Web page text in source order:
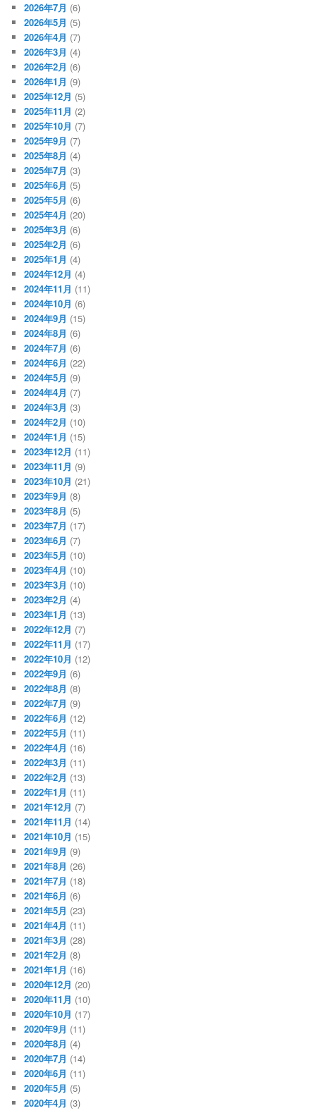
2026年7月 (6)
2026年5月 (5)
2026年4月 (7)
2026年3月 (4)
2026年2月 (6)
2026年1月 (9)
2025年12月 (5)
2025年11月 (2)
2025年10月 (7)
2025年9月 (7)
2025年8月 (4)
2025年7月 (3)
2025年6月 (5)
2025年5月 (6)
2025年4月 (20)
2025年3月 (6)
2025年2月 (6)
2025年1月 (4)
2024年12月 (4)
2024年11月 (11)
2024年10月 (6)
2024年9月 (15)
2024年8月 (6)
2024年7月 (6)
2024年6月 (22)
2024年5月 (9)
2024年4月 (7)
2024年3月 (3)
2024年2月 (10)
2024年1月 (15)
2023年12月 (11)
2023年11月 (9)
2023年10月 (21)
2023年9月 (8)
2023年8月 (5)
2023年7月 (17)
2023年6月 (7)
2023年5月 (10)
2023年4月 (10)
2023年3月 (10)
2023年2月 (4)
2023年1月 (13)
2022年12月 (7)
2022年11月 (17)
2022年10月 (12)
2022年9月 (6)
2022年8月 (8)
2022年7月 (9)
2022年6月 (12)
2022年5月 (11)
2022年4月 (16)
2022年3月 (11)
2022年2月 (13)
2022年1月 (11)
2021年12月 (7)
2021年11月 (14)
2021年10月 (15)
2021年9月 (9)
2021年8月 (26)
2021年7月 (18)
2021年6月 (6)
2021年5月 (23)
2021年4月 (11)
2021年3月 (28)
2021年2月 (8)
2021年1月 (16)
2020年12月 (20)
2020年11月 (10)
2020年10月 (17)
2020年9月 (11)
2020年8月 (4)
2020年7月 (14)
2020年6月 (11)
2020年5月 (5)
2020年4月 (3)